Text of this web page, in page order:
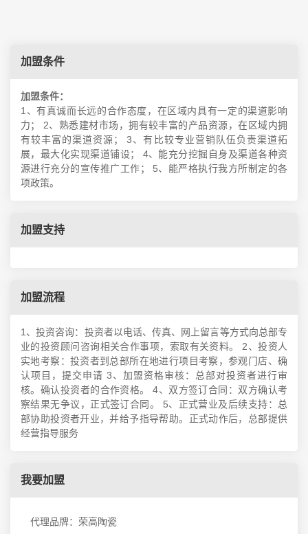
加盟条件
加盟条件：
1、有真诚而长远的合作态度，在区域内具有一定的渠道影响
力； 2、熟悉建材市场，拥有较丰富的产品资源，在区域内拥
有较丰富的渠道资源； 3、有比较专业营销队伍负责渠道拓
展，最大化实现渠道铺设； 4、能充分挖掘自身及渠道各种资
源进行充分的宣传推广工作； 5、能严格执行我方所制定的各
项政策。
加盟支持
加盟流程
1、投资咨询：投资者以电话、传真、网上留言等方式向总部专
业的投资顾问咨询相关合作事项，索取有关资料。 2、投资人
实地考察：投资者到总部所在地进行项目考察，参观门店、确
认项目，提交申请 3、加盟资格审核：总部对投资者进行审
核。确认投资者的合作资格。 4、双方签订合同：双方确认考
察结果无争议，正式签订合同。 5、正式营业及后续支持：总
部协助投资者开业，并给予指导帮助。正式动作后，总部提供
经营指导服务
我要加盟
代理品牌：荣高陶瓷